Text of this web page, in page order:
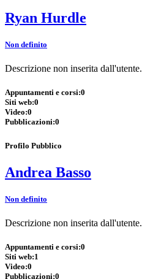
Ryan Hurdle
Non definito
Descrizione non inserita dall'utente.
Appuntamenti e corsi:0
Siti web:0
Video:0
Pubblicazioni:0
Profilo Pubblico
Andrea Basso
Non definito
Descrizione non inserita dall'utente.
Appuntamenti e corsi:0
Siti web:1
Video:0
Pubblicazioni:0